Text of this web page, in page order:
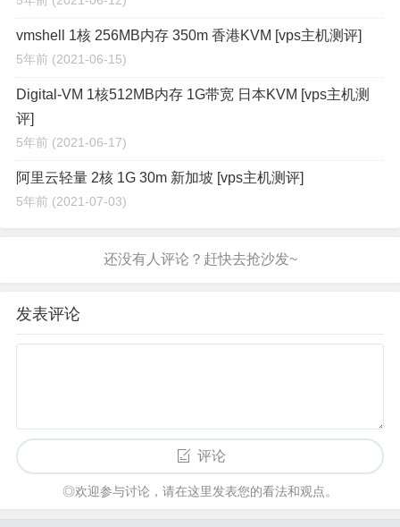
vmshell 1核 256MB内存 350m 香港KVM [vps主机测评]
5年前 (2021-06-15)
Digital-VM 1核512MB内存 1G带宽 日本KVM [vps主机测
评]
5年前 (2021-06-17)
阿里云轻量 2核 1G 30m 新加坡 [vps主机测评]
5年前 (2021-07-03)
发表评论
评论
◎欢迎参与讨论，请在这里发表您的看法和观点。